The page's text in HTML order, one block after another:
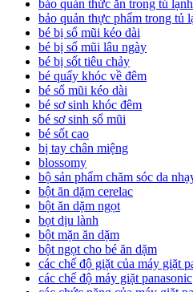
bảo quản thức ăn trong tủ lạnh
bảo quản thực phẩm trong tủ
bé bị sổ mũi kéo dài
bé bị sổ mũi lâu ngày
bé bị sốt tiêu chảy
bé quấy khóc về đêm
bé sổ mũi kéo dài
bé sơ sinh khóc đêm
bé sơ sinh sổ mũi
bé sốt cao
bị tay chân miệng
blossomy
bộ sản phẩm chăm sóc da
bột ăn dặm cerelac
bột ăn dặm ngọt
bọt dịu lành
bột mặn ăn dặm
bột ngọt cho bé ăn dặm
các chế độ giặt của máy giặt
các chế độ máy giặt panasonic